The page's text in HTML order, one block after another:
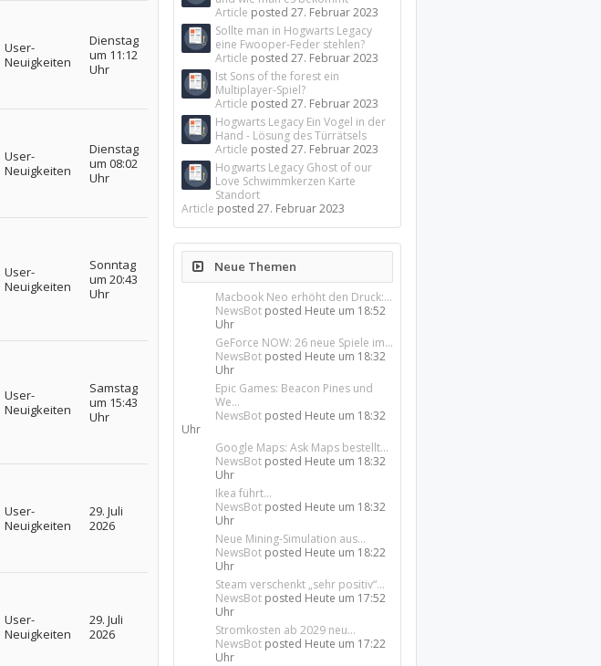
User-
Neuigkeiten
Dienstag
um 11:12
Uhr
User-
Neuigkeiten
Dienstag
um 08:02
Uhr
User-
Neuigkeiten
Sonntag
um 20:43
Uhr
User-
Neuigkeiten
Samstag
um 15:43
Uhr
User-
Neuigkeiten
29. Juli
2026
User-
Neuigkeiten
29. Juli
2026
Article posted27. Februar 2023
Sollte man in Hogwarts Legacy
eine Fwooper-Feder stehlen?
Article posted27. Februar 2023
Ist Sons of the forest ein
Multiplayer-Spiel?
Article posted27. Februar 2023
Hogwarts Legacy Ein Vogel in der
Hand - Lösung des Türrätsels
Article posted27. Februar 2023
Hogwarts Legacy Ghost of our
Love Schwimmkerzen Karte
Standort
Article posted27. Februar 2023
Neue Themen
Macbook Neo erhöht den Druck:...
NewsBot posted Heute um 18:52
Uhr
GeForce NOW: 26 neue Spiele im...
NewsBot posted Heute um 18:32
Uhr
Epic Games: Beacon Pines und
We...
NewsBot posted Heute um 18:32
Uhr
Google Maps: Ask Maps bestellt...
NewsBot posted Heute um 18:32
Uhr
Ikea führt...
NewsBot posted Heute um 18:32
Uhr
Neue Mining-Simulation aus...
NewsBot posted Heute um 18:22
Uhr
Steam verschenkt „sehr positiv“...
NewsBot posted Heute um 17:52
Uhr
Stromkosten ab 2029 neu...
NewsBot posted Heute um 17:22
Uhr